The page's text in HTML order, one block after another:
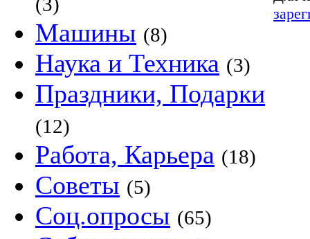
Машины (8)
Наука и Техника (3)
Праздники, Подарки
(12)
Работа, Карьера (18)
Советы (5)
Соц.опросы (65)